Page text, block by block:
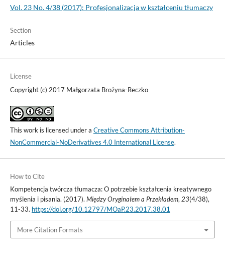
Vol. 23 No. 4/38 (2017): Profesjonalizacja w kształceniu tłumaczy
Section
Articles
License
Copyright (c) 2017 Małgorzata Brożyna-Reczko
This work is licensed under a Creative Commons Attribution-
NonCommercial-NoDerivatives 4.0 International License.
How to Cite
Kompetencja twórcza tłumacza: O potrzebie kształcenia kreatywnego
myślenia i pisania. (2017). Między Oryginałem a Przekładem,23(4/38),
11-33. https://doi.org/10.12797/MOaP.23.2017.38.01
More Citation Formats